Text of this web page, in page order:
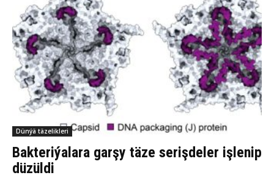
Dünýä täzelikleri
Bakteriýalara garşy täze serişdeler işlenip
düzüldi